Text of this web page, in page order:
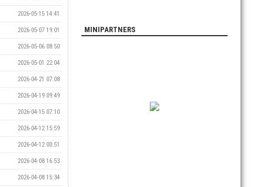
2026-05-15 14:41
2026-05-07 19:01
2026-05-06 08:50
2026-05-01 22:04
2026-04-21 07:08
2026-04-19 09:49
2026-04-15 07:10
2026-04-12 15:59
2026-04-12 00:51
2026-04-08 16:53
2026-04-08 15:34
MINIPARTNERS